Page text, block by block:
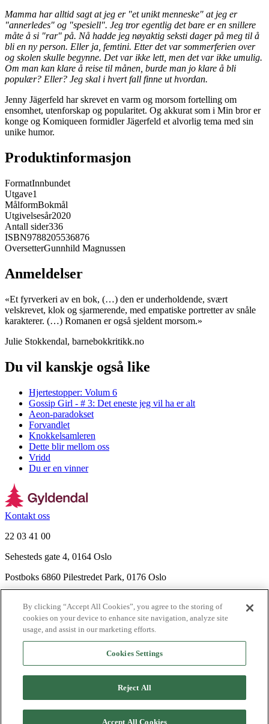
Mamma har alltid sagt at jeg er "et unikt menneske" at jeg er
"annerledes" og "spesiell". Jeg tror egentlig det bare er en snillere
måte å si "rar" på. Nå hadde jeg nøyaktig seksti dager på meg til å
bli en ny person. Eller ja, femtini. Etter det var sommerferien over
og skolen skulle begynne. Det var ikke lett, men det var ikke umulig.
Om man kan klare å reise til månen, burde man jo klare å bli
populær? Eller? Jeg skal i hvert fall finne ut hvordan.
Jenny Jägerfeld har skrevet en varm og morsom fortelling om
ensomhet, utenforskap og popularitet. Og akkurat som i Min bror er
konge og Komiqueen formidler Jägerfeld et alvorlig tema med sin
unike humor.
Produktinformasjon
FormatInnbundet
Utgave1
MålformBokmål
Utgivelsesår2020
Antall sider336
ISBN9788205536876
OversetterGunnhild Magnussen
Anmeldelser
«Et fyrverkeri av en bok, (…) den er underholdende, svært
velskrevet, klok og sjarmerende, med empatiske portretter av snåle
karakterer. (…) Romanen er også sjeldent morsom.»
Julie Stokkendal, barnebokkritikk.no
Du vil kanskje også like
Hjertestopper: Volum 6
Gossip Girl - # 3: Det eneste jeg vil ha er alt
Aeon-paradokset
Forvandlet
Knokkelsamleren
Dette blir mellom oss
Vridd
Du er en vinner
Kontakt oss
22 03 41 00
Sehesteds gate 4, 0164 Oslo
Postboks 6860 Pilestredet Park, 0176 Oslo
Nyhetsbrev
Ledige stillinger
Send inn manus
Agency
By clicking “Accept All Cookies”, you agree to the storing of
cookies on your device to enhance site navigation, analyze site
usage, and assist in our marketing efforts.
Cookies Settings
Reject All
Accept All Cookies